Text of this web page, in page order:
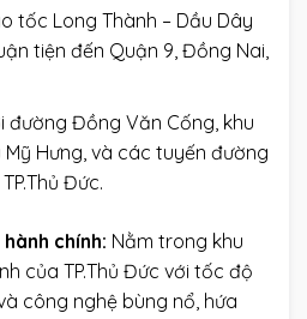
tốc Long Thành – Dầu Dây
tiện đến Quận 9, Đồng Nai,
đường Đồng Văn Cống, khu
Mỹ Hưng, và các tuyến đường
Đức.
chính: Nằm trong khu
của TP.Thủ Đức với tốc độ
công nghệ bùng nổ, hứa